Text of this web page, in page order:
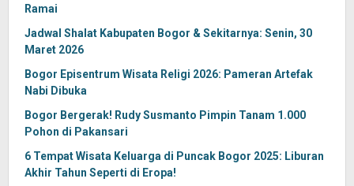
Ramai
Jadwal Shalat Kabupaten Bogor & Sekitarnya: Senin, 30
Maret 2026
Bogor Episentrum Wisata Religi 2026: Pameran Artefak
Nabi Dibuka
Bogor Bergerak! Rudy Susmanto Pimpin Tanam 1.000
Pohon di Pakansari
6 Tempat Wisata Keluarga di Puncak Bogor 2025: Liburan
Akhir Tahun Seperti di Eropa!